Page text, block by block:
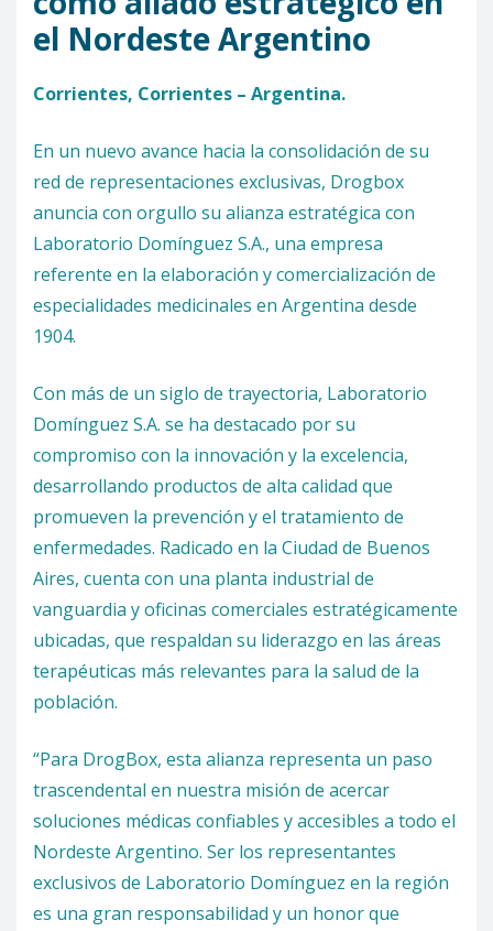
el Nordeste Argentino
Corrientes, Corrientes – Argentina.
En un nuevo avance hacia la consolidación de su
red de representaciones exclusivas, Drogbox
anuncia con orgullo su alianza estratégica con
Laboratorio Domínguez S.A., una empresa
referente en la elaboración y comercialización de
especialidades medicinales en Argentina desde
1904.
Con más de un siglo de trayectoria, Laboratorio
Domínguez S.A. se ha destacado por su
compromiso con la innovación y la excelencia,
desarrollando productos de alta calidad que
promueven la prevención y el tratamiento de
enfermedades. Radicado en la Ciudad de Buenos
Aires, cuenta con una planta industrial de
vanguardia y oficinas comerciales estratégicamente
ubicadas, que respaldan su liderazgo en las áreas
terapéuticas más relevantes para la salud de la
población.
“Para DrogBox, esta alianza representa un paso
trascendental en nuestra misión de acercar
soluciones médicas confiables y accesibles a todo el
Nordeste Argentino. Ser los representantes
exclusivos de Laboratorio Domínguez en la región
es una gran responsabilidad y un honor que